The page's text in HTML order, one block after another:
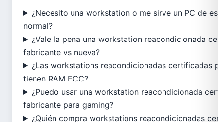
¿Necesito una workstation o me sirve un PC de
normal?
¿Vale la pena una workstation reacondicionada
fabricante vs nueva?
¿Las workstations reacondicionadas certificadas
tienen RAM ECC?
¿Puedo usar una workstation reacondicionada
fabricante para gaming?
¿Quién compra workstations reacondicionadas